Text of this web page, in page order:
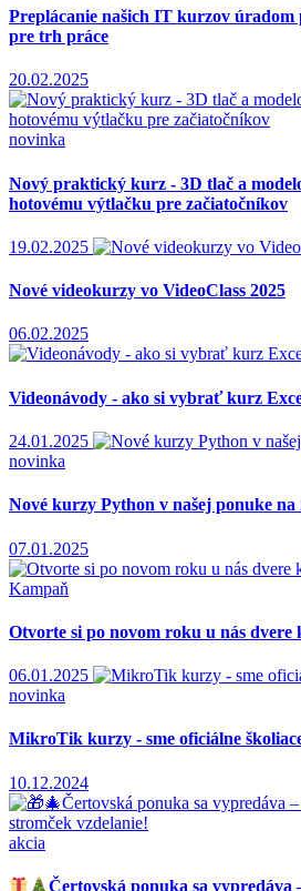
Preplácanie našich IT kurzov
pre trh práce
20.02.2025
novinka
Nový praktický kurz - 3D tlač a
hotovému výtlačku pre začiatočníkov
19.02.2025
Nové videokurzy vo VideoClass 2025
06.02.2025
Videonávody - ako si vybrať kurz
24.01.2025
novinka
Nové kurzy Python v našej ponuke na
07.01.2025
Kampaň
Otvorte si po novom roku u nás dvere
06.01.2025
novinka
MikroTik kurzy - sme oficiálne
10.12.2024
akcia
Čertovská ponuka sa vypredáva